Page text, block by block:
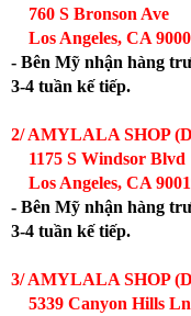
760 S Bronson Ave
Los Angeles, CA
- Bên Mỹ nhận hàng
3-4 tuần kế tiếp.
2/ AMYLALA SHOP
1175 S Windsor Blvd
Los Angeles, CA
- Bên Mỹ nhận hàng
3-4 tuần kế tiếp.
3/ AMYLALA SHOP
5339 Canyon Hills Ln